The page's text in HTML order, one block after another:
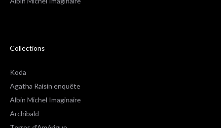
Collections
Koda
Agatha Raisin enquête
Albin Michel Imaginaire
Archibald